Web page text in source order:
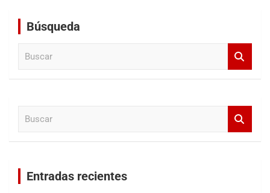
Búsqueda
Entradas recientes